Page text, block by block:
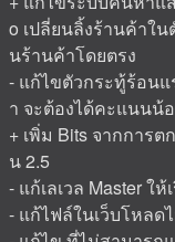
o เปลี่ยนลิ้งร้านค้าใน
นร้านค้าโดยตรง
- แก้ไขตัวกระทู้ร้อนแ
า จะต้องได้คะแนนน้
+ เพิ่ม Bits จากการ
น 2.5
- แก้เลเวล Master ใ
- แก้ไฟล์ในเว็บโหลด